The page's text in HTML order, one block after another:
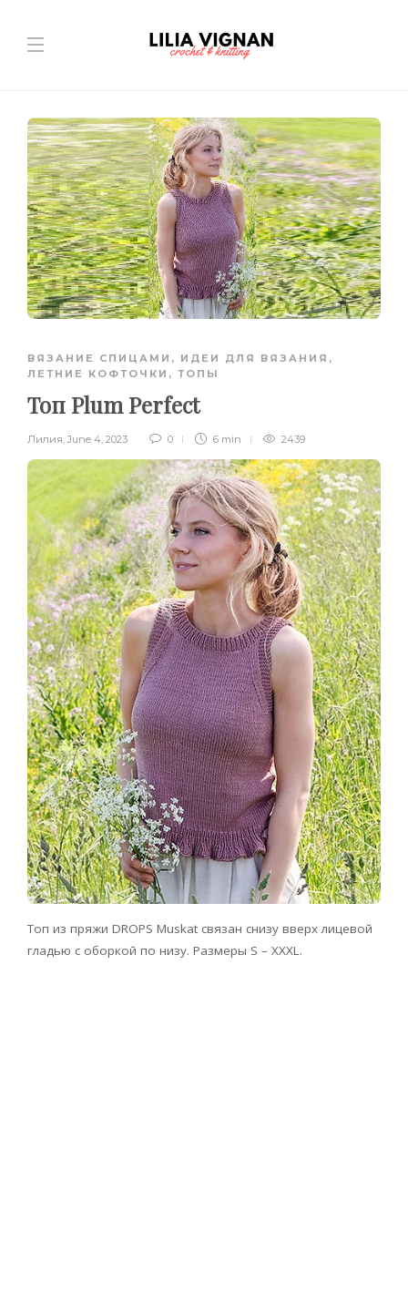
ВЯЗАНИЕ СПИЦАМИ , ИДЕИ ДЛЯ ВЯЗАНИЯ ,
ЛЕТНИЕ КОФТОЧКИ, ТОПЫ
Топ Plum Perfect
Лилия June 4, 2023 0 6 min 2439
Топ из пряжи DROPS Muskat связан снизу вверх лицевой
гладью с оборкой по низу. Размеры S – XXXL.